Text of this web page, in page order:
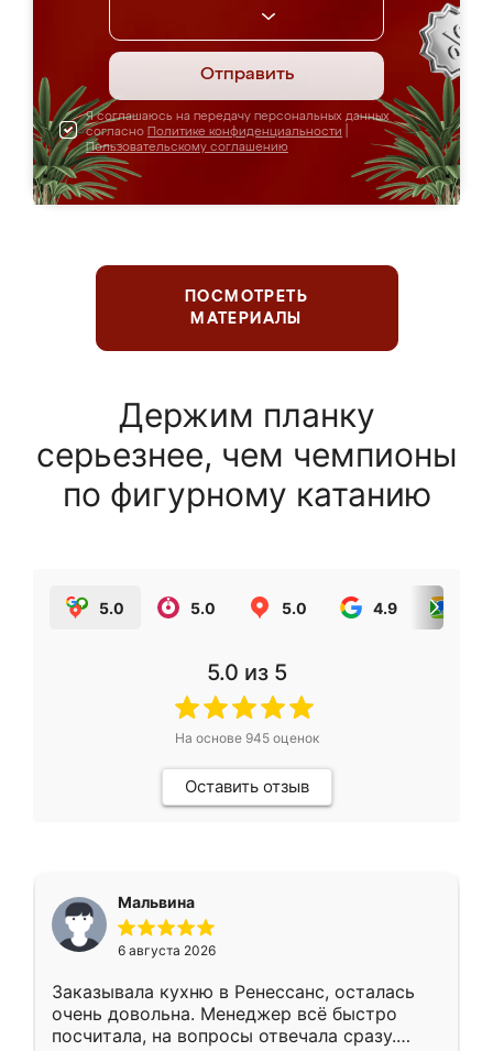
Отправить
Я соглашаюсь на передачу персональных данных
согласно Политике конфиденциальности
Пользовательскому соглашению
ПОСМОТРЕТЬ
МАТЕРИАЛЫ
Держим планку
серьезнее, чем чемпионы
по фигурному катанию
5.0 5.0 5.0 4.9
5.0 из 5
На основе 945оценок
Оставить отзыв
Мальвина
6 августа 2026
Заказывала кухню в Ренессанс, осталась
очень довольна. Менеджер всё быстро
посчитала, на вопросы отвечала сразу.